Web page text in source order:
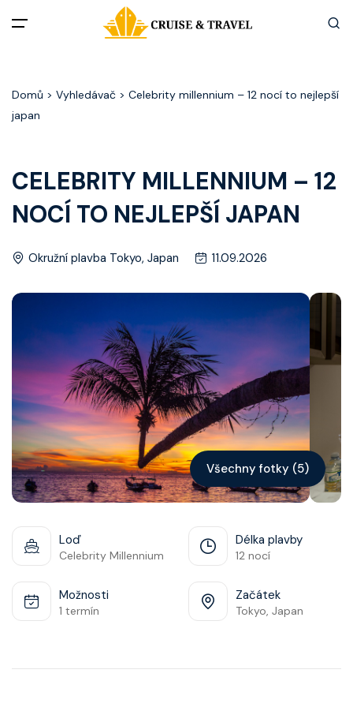
Akční nabídky
Zážitky z plaveb
Kontakt
Vyhledat plavbu
Domů > Vyhledávač > Celebrity millennium – 12 nocí to nejlepší
japan
CELEBRITY MILLENNIUM – 12
NOCÍ TO NEJLEPŠÍ JAPAN
Okružní plavba Tokyo, Japan 11.09.2026
Všechny fotky (5)
Loď
Celebrity Millennium
Délka plavby
12 nocí
Možnosti
1 termín
Začátek
Tokyo, Japan